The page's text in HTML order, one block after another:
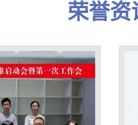
荣誉资